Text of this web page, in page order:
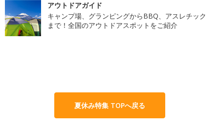
アウトドアガイド
キャンプ場、グランピングからBBQ、アスレチック
まで！全国のアウトドアスポットをご紹介
夏休み特集 TOPへ戻る